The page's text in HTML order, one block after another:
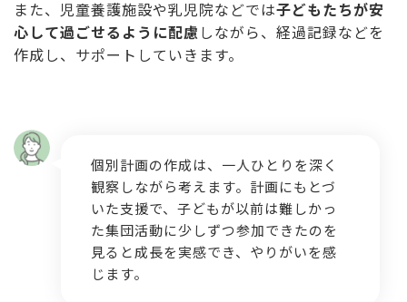
また、児童養護施設や乳児院などでは子どもたちが安
心して過ごせるように配慮 しながら、経過記録などを
作成し、サポートしていきます。
個別計画の作成は、一人ひとりを深く
観察しながら考えます。計画にもとづ
いた支援で、子どもが以前は難しかっ
た集団活動に少しずつ参加できたのを
見ると成長を実感でき、やりがいを感
じます。